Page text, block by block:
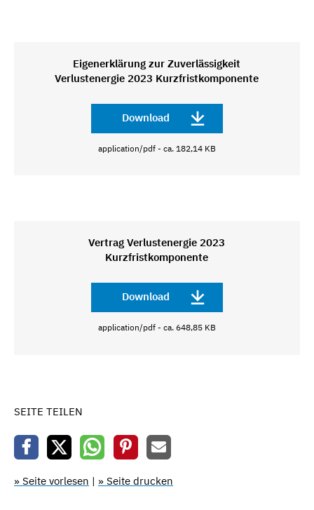
Eigenerklärung zur Zuverlässigkeit
Verlustenergie 2023 Kurzfristkomponente
Download
application/pdf - ca. 182,14 KB
Vertrag Verlustenergie 2023
Kurzfristkomponente
Download
application/pdf - ca. 648,85 KB
SEITE TEILEN
» Seite vorlesen | » Seite drucken